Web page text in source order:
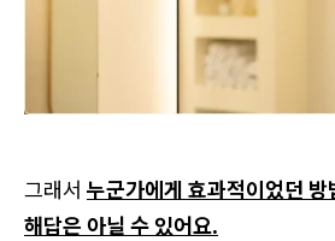
그래서누군가에게 효과적이었던
해답은 아닐 수 있어요.